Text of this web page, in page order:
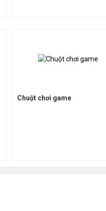
Chuột chơi game